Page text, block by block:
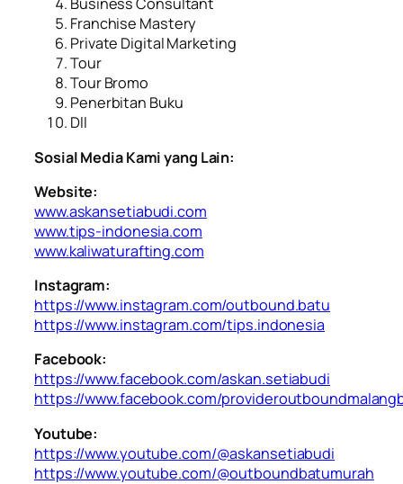
Franchise Mastery
Private Digital Marketing
Tour
Tour Bromo
Penerbitan Buku
Dll
Sosial Media Kami yang Lain:
Website:
www.askansetiabudi.com
www.tips-indonesia.com
www.kaliwaturafting.com
Instagram:
https://www.instagram.com/outbound.batu
https://www.instagram.com/tips.indonesia
Facebook:
https://www.facebook.com/askan.setiabudi
https://www.facebook.com/
Youtube:
https://www.youtube.com/@askansetiabudi
https://www.youtube.com/@outboundbatumurah